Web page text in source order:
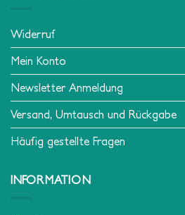
Widerruf
Mein Konto
Newsletter Anmeldung
Versand, Umtausch und Rückgabe
Häufig gestellte Fragen
INFORMATION